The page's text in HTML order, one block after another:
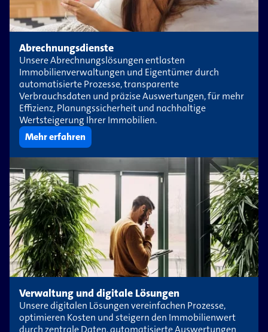
Abrechnungsdienste
Unsere Abrechnungslösungen entlasten
Immobilienverwaltungen und Eigentümer durch
automatisierte Prozesse, transparente
Verbrauchsdaten und präzise Auswertungen, für mehr
Effizienz, Planungssicherheit und nachhaltige
Wertsteigerung Ihrer Immobilien.
Mehr erfahren
Verwaltung und digitale Lösungen
Unsere digitalen Lösungen vereinfachen Prozesse,
optimieren Kosten und steigern den Immobilienwert
durch zentrale Daten, automatisierte Auswertungen